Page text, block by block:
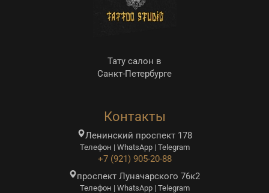
Тату салон в
Санкт-Петербурге
Контакты
Ленинский проспект 178
Телефон | WhatsApp | Telegram
+7 (921) 905-20-88
проспект Луначарского 76к2
Телефон | WhatsApp | Telegram